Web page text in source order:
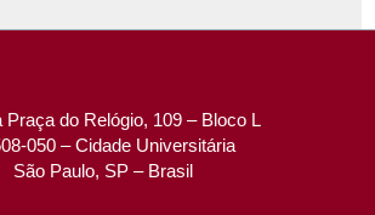
Praça do Relógio, 109 – Bloco L
050 – Cidade Universitária
São Paulo, SP – Brasil